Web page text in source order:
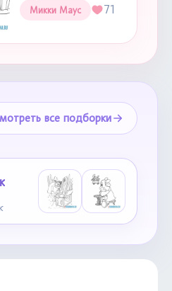
Микки Маус 71
все подборки